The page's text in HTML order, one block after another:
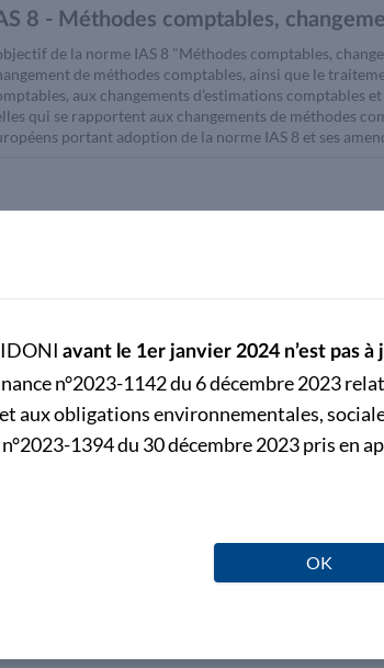
8 - Méthodes comptables,
de la norme IAS 8 "Méthodes comptables,
de méthodes comptables, ainsi que le
aux changements d’estimations comptables
qui se rapportent aux changements de méthodes
portant adoption de la norme IAS 8 et ses
10 - Evénements postérieurs à la
de la norme IAS 10 "Evénements postérieurs à
fonction d’événements postérieurs à la période de
des états financiers et les événements
10 et ses amendements sont présentés dans les pièces
avant le 1er janvier 2024 n’est pas
n°2023-1142 du 6 décembre 2023
aux obligations environnementales,
1394 du 30 décembre 2023 pris en
OK